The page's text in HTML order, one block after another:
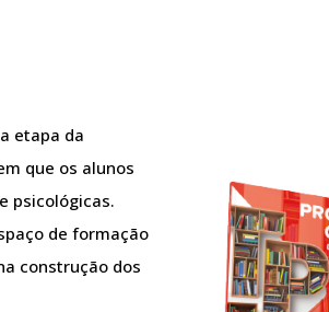
etapa da
que os alunos
psicológicas.
de formação
construção dos